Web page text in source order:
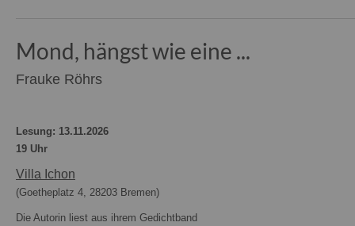
Mond, hängst wie eine ...
Frauke Röhrs
Lesung: 13.11.2026
19 Uhr
Villa Ichon
(Goetheplatz 4, 28203 Bremen)
Die Autorin liest aus ihrem Gedichtband